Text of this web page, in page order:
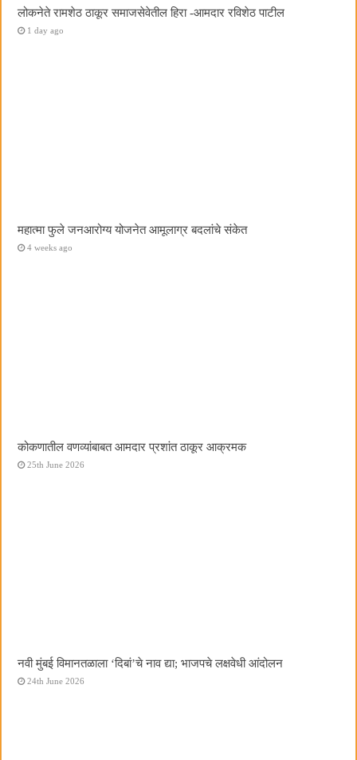
लोकनेते रामशेठ ठाकूर समाजसेवेतील हिरा -आमदार रविशेठ पाटील
1 day ago
महात्मा फुले जनआरोग्य योजनेत आमूलाग्र बदलांचे संकेत
4 weeks ago
कोकणातील वणव्यांबाबत आमदार प्रशांत ठाकूर आक्रमक
25th June 2026
नवी मुंबई विमानतळाला ‌‘दिबां‌’चे नाव द्या; भाजपचे लक्षवेधी आंदोलन
24th June 2026